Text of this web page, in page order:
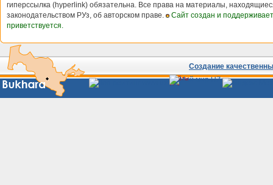
гиперссылка (hyperlink) обязательна. Все права на материалы,
законодательством РУз, об авторском праве.
Сайт создан и
приветствуется.
Создание
Сайты
Узбекистана